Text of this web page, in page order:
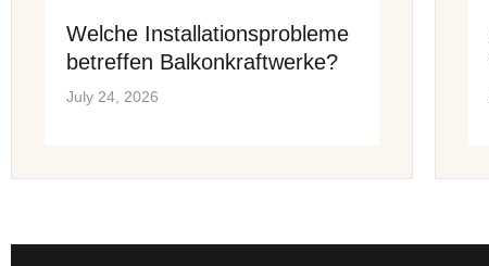
Welche Installationsprobleme
betreffen Balkonkraftwerke?
July 24, 2026